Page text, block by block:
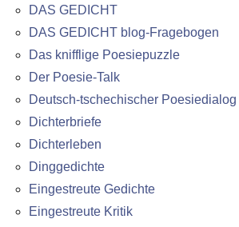
DAS GEDICHT
DAS GEDICHT blog-Fragebogen
Das knifflige Poesiepuzzle
Der Poesie-Talk
Deutsch-tschechischer Poesiedialog
Dichterbriefe
Dichterleben
Dinggedichte
Eingestreute Gedichte
Eingestreute Kritik